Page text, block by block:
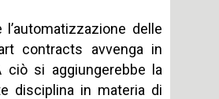
delle
contracts avvenga in
ciò si aggiungerebbe la
disciplina in materia di